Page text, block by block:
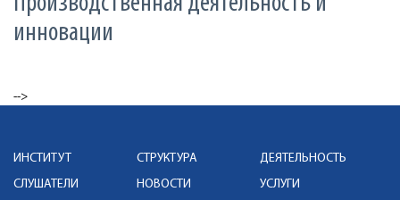
инновации
-->
ИНСТИТУТ СТРУКТУРА
ДЕЯТЕЛЬНОСТЬ
СЛУШАТЕЛИ
НОВОСТИ УСЛУГИ